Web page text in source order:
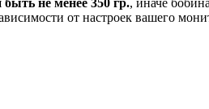
от настроек вашего